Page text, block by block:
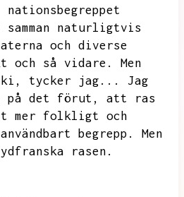
nationsbegreppet
naturligtvis
och diverse
och så vidare.
Men
tycker jag...
Jag
på det förut,
att ras
mer folkligt och
begrepp.
Men
rasen.